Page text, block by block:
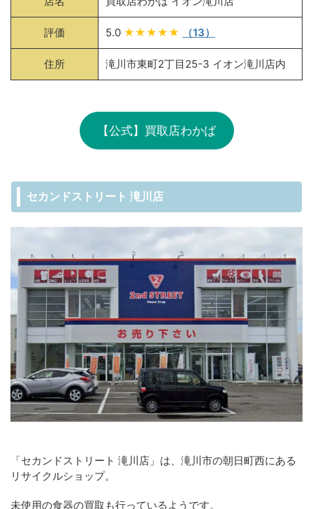
評価 5.0 ★★★★★ （13）
住所 滝川市東町2丁目25-3 イオン滝川店内
【公式】買取店わかば
セカンドストリート 滝川店
「セカンドストリート 滝川店」は、滝川市の朝日町西にある
リサイクルショップ。
未使用の食器の買取も行っているようです。